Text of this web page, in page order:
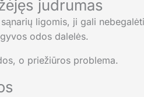
judrumas
ligomis, ji gali
odos dalelės.
o priežiūros problema.